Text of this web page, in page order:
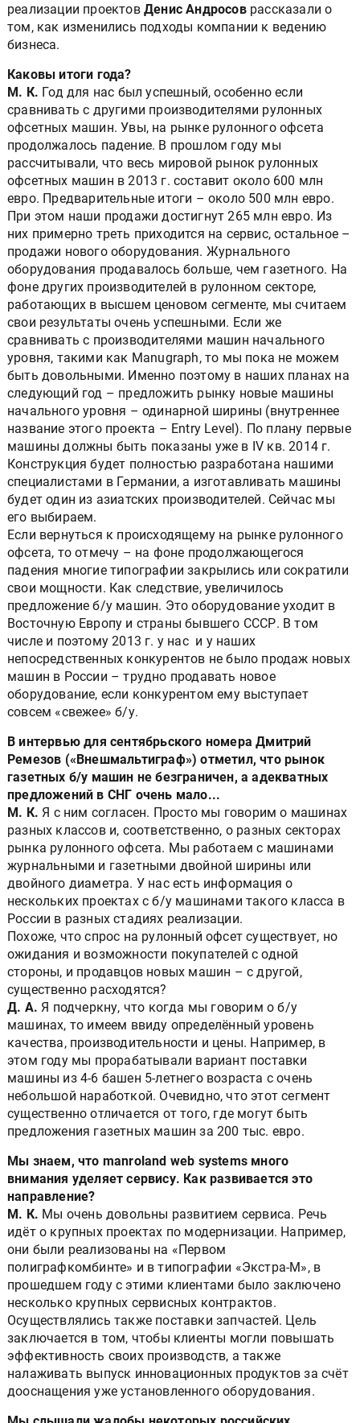
реализации проектов Денис Андросоврассказали о
том, как изменились подходы компании к ведению
бизнеса.
Каковы итоги года?
М. К. Год для нас был успешный, особенно если
сравнивать с другими производителями рулонных
офсетных машин. Увы, на рынке рулонного офсета
продолжалось падение. В прошлом году мы
рассчитывали, что весь мировой рынок рулонных
офсетных машин в 2013 г. составит около 600 млн
евро. Предварительные итоги – около 500 млн евро.
При этом наши продажи достигнут 265 млн евро. Из
них примерно треть приходится на сервис, остальное –
продажи нового оборудования. Журнального
оборудования продавалось больше, чем газетного. На
фоне других производителей в рулонном секторе,
работающих в высшем ценовом сегменте, мы считаем
свои результаты очень успешными. Если же
сравнивать с производителями машин начального
уровня, такими как Manugraph, то мы пока не можем
быть довольными. Именно поэтому в наших планах на
следующий год – предложить рынку новые машины
начального уровня – одинарной ширины (внутреннее
название этого проекта – Entry Level). По плану первые
машины должны быть показаны уже в IV кв. 2014 г.
Конструкция будет полностью разработана нашими
специалистами в Германии, а изготавливать машины
будет один из азиатских производителей. Сейчас мы
его выбираем.
Если вернуться к происходящему на рынке рулонного
офсета, то отмечу – на фоне продолжающегося
падения многие типографии закрылись или сократили
свои мощности. Как следствие, увеличилось
предложение б/у машин. Это оборудование уходит в
Восточную Европу и страны бывшего СССР. В том
числе и поэтому 2013 г. у нас и у наших
непосредственных конкурентов не было продаж новых
машин в России – трудно продавать новое
оборудование, если конкурентом ему выступает
совсем «свежее» б/у.
В интервью для сентябрьского номера Дмитрий
Ремезов («Внешмальтиграф») отметил, что рынок
газетных б/у машин не безграничен, а адекватных
предложений в СНГ очень мало...
М. К. Я с ним согласен. Просто мы говорим о машинах
разных классов и, соответственно, о разных секторах
рынка рулонного офсета. Мы работаем с машинами
журнальными и газетными двойной ширины или
двойного диаметра. У нас есть информация о
нескольких проектах с б/у машинами такого класса в
России в разных стадиях реализации.
Похоже, что спрос на рулонный офсет существует, но
ожидания и возможности покупателей с одной
стороны, и продавцов новых машин – с другой,
существенно расходятся?
Д. А. Я подчеркну, что когда мы говорим о б/у
машинах, то имеем ввиду определённый уровень
качества, производительности и цены. Например, в
этом году мы прорабатывали вариант поставки
машины из 4-6 башен 5-летнего возраста с очень
небольшой наработкой. Очевидно, что этот сегмент
существенно отличается от того, где могут быть
предложения газетных машин за 200 тыс. евро.
Мы знаем, что manroland web systems много
внимания уделяет сервису. Как развивается это
направление?
М. К. Мы очень довольны развитием сервиса. Речь
идёт о крупных проектах по модернизации. Например,
они были реализованы на «Первом
полиграфкомбинте» и в типографии «Экстра-М», в
прошедшем году с этими клиентами было заключено
несколько крупных сервисных контрактов.
Осуществлялись также поставки запчастей. Цель
заключается в том, чтобы клиенты могли повышать
эффективность своих производств, а также
налаживать выпуск инновационных продуктов за счёт
дооснащения уже установленного оборудования.